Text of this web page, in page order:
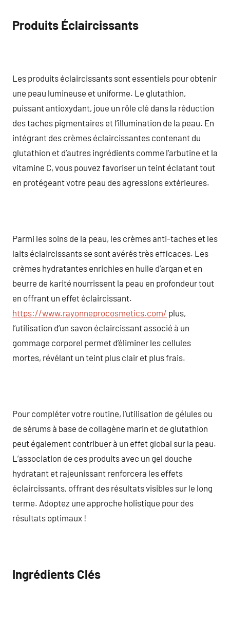
Produits Éclaircissants
Les produits éclaircissants sont essentiels pour obtenir
une peau lumineuse et uniforme. Le glutathion,
puissant antioxydant, joue un rôle clé dans la réduction
des taches pigmentaires et l’illumination de la peau. En
intégrant des crèmes éclaircissantes contenant du
glutathion et d’autres ingrédients comme l’arbutine et la
vitamine C, vous pouvez favoriser un teint éclatant tout
en protégeant votre peau des agressions extérieures.
Parmi les soins de la peau, les crèmes anti-taches et les
laits éclaircissants se sont avérés très efficaces. Les
crèmes hydratantes enrichies en huile d’argan et en
beurre de karité nourrissent la peau en profondeur tout
en offrant un effet éclaircissant.
https://www.rayonneprocosmetics.com/ plus,
l’utilisation d’un savon éclaircissant associé à un
gommage corporel permet d’éliminer les cellules
mortes, révélant un teint plus clair et plus frais.
Pour compléter votre routine, l’utilisation de gélules ou
de sérums à base de collagène marin et de glutathion
peut également contribuer à un effet global sur la peau.
L’association de ces produits avec un gel douche
hydratant et rajeunissant renforcera les effets
éclaircissants, offrant des résultats visibles sur le long
terme. Adoptez une approche holistique pour des
résultats optimaux !
Ingrédients Clés